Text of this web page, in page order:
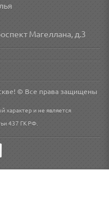
Магеллана, д.3
© Все права защищены
характер и не является
437 ГК РФ.